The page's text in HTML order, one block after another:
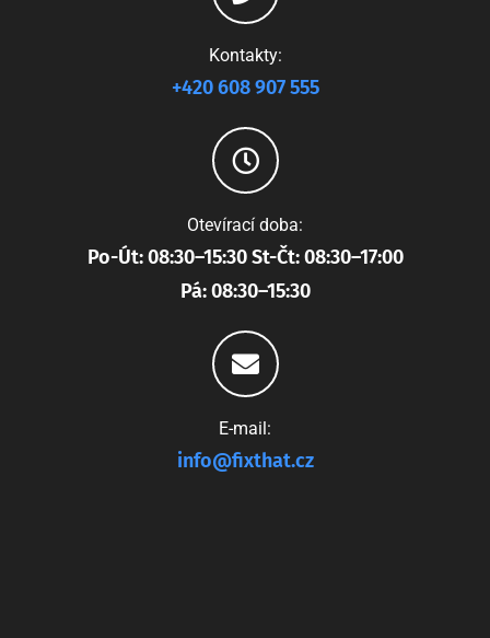
Kontakty:
+420 608 907 555
Otevírací doba:
Po-Út: 08:30–15:30 St-Čt: 08:30–17:00
Pá: 08:30–15:30
E-mail:
info@fixthat.cz